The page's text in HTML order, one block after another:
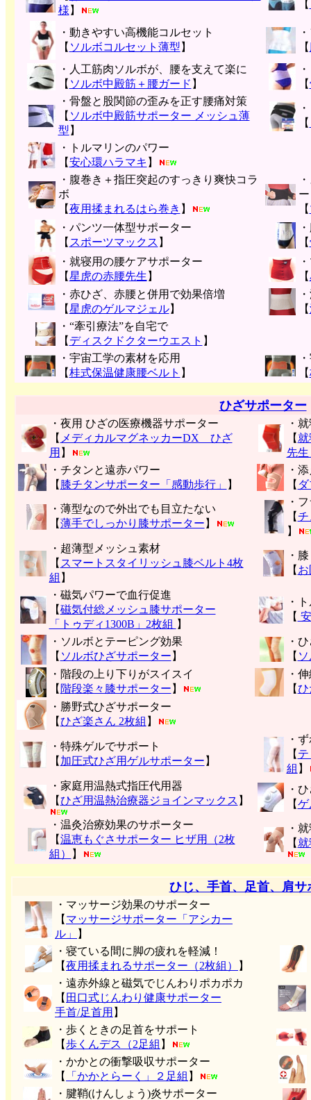
様 】
【
・動きやすい高機能コルセット
【 ソルボコルセット薄型 】
【
・人工筋肉ソルボが、腰を支えて楽に
【 ソルボ中殿筋＋腰ガード 】
【
・骨盤と股関節の歪みを正す腰痛対策
【 ソルボ中殿筋サポーター メッシュ薄
型 】
【
・トルマリンのパワー
【安心環ハラマキ 】
・腹巻き＋指圧突起のすっきり爽快コラ
ボ
【夜用揉まれるはら巻き 】
ー
【
・パンツ一体型サポーター
【 スポーツマックス 】
【
・就寝用の腰ケアサポーター
【星虎の赤腰先生 】
【
・赤ひざ、赤腰と併用で効果倍増
【星虎のゲルマジェル】
【
・“牽引療法”を自宅で
【 ディスクドクターウエスト 】
・宇宙工学の素材を応用
【桂式保温健康腰ベルト 】
【
ひざサポーター
・夜用 ひざの医療機器サポーター
【 メディカルマグネッカーDX ひざ
用 】
・
【
先生
・チタンと遠赤パワー
【 膝チタンサポーター「感動歩行」 】
・
【
・薄型なので外出でも目立たない
【薄手でしっかり膝サポーター 】
・
【チ
】
・超薄型メッシュ素材
【 スマートスタイリッシュ膝ベルト4枚
組 】
・
【
・磁気パワーで血行促進
【磁気付総メッシュ膝サポーター
「トゥディ1300B」2枚組 】
・
【
・ソルボとテーピング効果
【 ソルボひざサポーター 】
・
【
・階段の上り下りがスイスイ
【 階段楽々膝サポーター 】
・
【ひ
・勝野式ひざサポーター
【ひざ楽さん 2枚組 】
・特殊ゲルでサポート
【 加圧式ひざ用ゲルサポーター 】
・
【
組 】
・家庭用温熱式指圧代用器
【ひざ用温熱治療器ジョインマックス 】
・
【ゲ
・温灸治療効果のサポーター
【温恵もぐさサポーター ヒザ用（2枚
組）
】
・
【
ひじ、手首、足首、肩サ
・マッサージ効果のサポーター
【 マッサージサポーター「アシカー
ル」
】
・寝ている間に脚の疲れを軽減！
【夜用揉まれるサポーター（2枚組） 】
・遠赤外線と磁気でじんわりポカポカ
【 田口式じんわり健康サポーター
手首/足首用 】
・歩くときの足首をサポート
【歩くんデス（2足組 】
・かかとの衝撃吸収サポーター
【
「かかとらーく」２足組 】
・腱鞘(けんしょう)炎サポーター